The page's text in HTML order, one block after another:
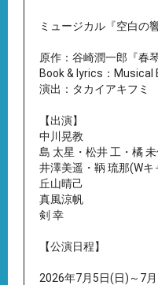
ミュージカル『空白の
原作：谷崎潤一郎『春
Book & lyrics：Musical
演出：タカイアキフミ
【出演】
中川晃教
島 太星・松井 工・橘
井澤美遥・鞆 琉那(Wキ
丘山晴己
真風涼帆
剣 幸
【公演日程】
2026年7月5日(日)～7